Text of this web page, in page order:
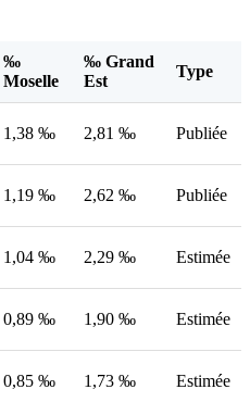
‰
Moselle
‰ Grand
Est
Type
1,38 ‰ 2,81 ‰ Publiée
1,19 ‰ 2,62 ‰ Publiée
1,04 ‰ 2,29 ‰ Estimée
0,89 ‰ 1,90 ‰ Estimée
0,85 ‰ 1,73 ‰ Estimée